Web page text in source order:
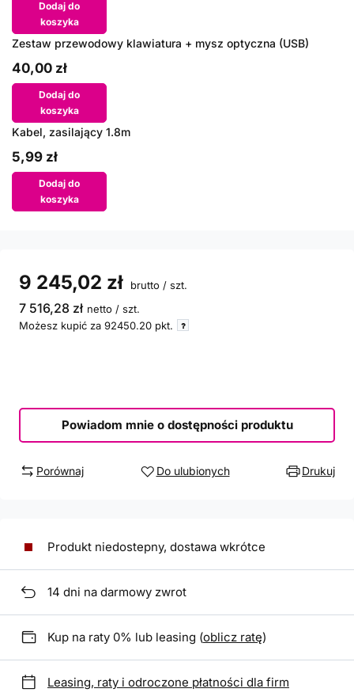
Dodaj do
koszyka
Zestaw przewodowy klawiatura + mysz optyczna (USB)
40,00 zł
Dodaj do
koszyka
Kabel, zasilający 1.8m
5,99 zł
Dodaj do
koszyka
9 245,02 zł brutto / szt.
7 516,28 zł netto / szt.
Możesz kupić za 92450.20 pkt.
Powiadom mnie o dostępności produktu
Porównaj Do ulubionych Drukuj
Produkt niedostepny, dostawa wkrótce
14 dni na darmowy zwrot
Kup na raty 0% lub leasing (oblicz ratę)
Leasing, raty i odroczone płatności dla firm